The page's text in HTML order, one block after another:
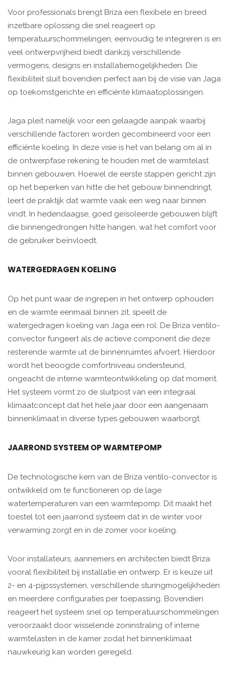
Voor professionals brengt Briza een flexibele en breed
inzetbare oplossing die snel reageert op
temperatuurschommelingen, eenvoudig te integreren is en
veel ontwerpvrijheid biedt dankzij verschillende
vermogens, designs en installatiemogelijkheden. Die
flexibiliteit sluit bovendien perfect aan bij de visie van Jaga
op toekomstgerichte en efficiënte klimaatoplossingen.
Jaga pleit namelijk voor een gelaagde aanpak waarbij
verschillende factoren worden gecombineerd voor een
efficiënte koeling. In deze visie is het van belang om al in
de ontwerpfase rekening te houden met de warmtelast
binnen gebouwen. Hoewel de eerste stappen gericht zijn
op het beperken van hitte die het gebouw binnendringt,
leert de praktijk dat warmte vaak een weg naar binnen
vindt. In hedendaagse, goed geïsoleerde gebouwen blijft
die binnengedrongen hitte hangen, wat het comfort voor
de gebruiker beïnvloedt.
WATERGEDRAGEN KOELING
Op het punt waar de ingrepen in het ontwerp ophouden
en de warmte eenmaal binnen zit, speelt de
watergedragen koeling van Jaga een rol. De Briza ventilo-
convector fungeert als de actieve component die deze
resterende warmte uit de binnenruimtes afvoert. Hierdoor
wordt het beoogde comfortniveau ondersteund,
ongeacht de interne warmteontwikkeling op dat moment.
Het systeem vormt zo de sluitpost van een integraal
klimaatconcept dat het hele jaar door een aangenaam
binnenklimaat in diverse types gebouwen waarborgt.
JAARROND SYSTEEM OP WARMTEPOMP
De technologische kern van de Briza ventilo-convector is
ontwikkeld om te functioneren op de lage
watertemperaturen van een warmtepomp. Dit maakt het
toestel tot een jaarrond systeem dat in de winter voor
verwarming zorgt en in de zomer voor koeling.
Voor installateurs, aannemers en architecten biedt Briza
vooral flexibiliteit bij installatie en ontwerp. Er is keuze uit
2- en 4-pijpssystemen, verschillende sturingmogelijkheden
en meerdere configuraties per toepassing. Bovendien
reageert het systeem snel op temperatuurschommelingen
veroorzaakt door wisselende zoninstraling of interne
warmtelasten in de kamer zodat het binnenklimaat
nauwkeurig kan worden geregeld.